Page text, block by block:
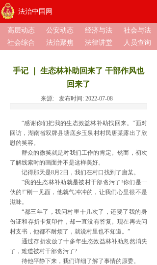
法治中国网
高层动态 公安动态 经济与法
社会与法
社会综合
法治聚焦 法律讲堂 人员查询
手记 ｜ 生态林补助回来了 干部作风也
回来了
来源: 发布时间: 2022-07-08
“感谢你们把我的生态效益林补助找回来。”面对
回访，湖南省双牌县塘底乡玉泉村村民唐某露出了欣
慰的笑容。
群众的微笑就是对我们工作的肯定。然而，初次
了解线索时的画面并不是这样美好。
记得那天是8月2日，我们在村口找到了唐某。
“我的生态林补助就是被村干部贪污了!你们是一
伙的!”刚一见面，他就气冲冲的，让我们心里很不是
滋味。
“都三年了，我问村里十几次了，还要了我的身
份证和存折卡复印件，却一直没有答复。现在再去问
村支书，他都不耐烦了，就说村里也不知道。”
通过存折发放了十多年生态效益林补助忽然消失
了，难道被村干部贪污了?
待他平静下来，我们详细了解了事情的原委。